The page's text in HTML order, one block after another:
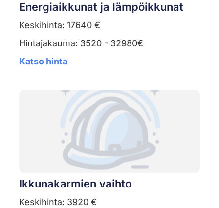
Energiaikkunat ja lämpöikkunat
Keskihinta: 17640 €
Hintajakauma: 3520 - 32980€
Katso hinta
Ikkunakarmien vaihto
Keskihinta: 3920 €